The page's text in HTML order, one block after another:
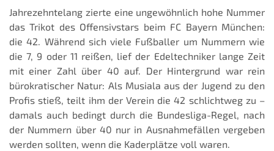
Jahrezehntelang zierte eine ungewöhnlich hohe Nummer
das Trikot des Offensivstars beim FC Bayern München:
die 42. Während sich viele Fußballer um Nummern wie
die 7, 9 oder 11 reißen, lief der Edeltechniker lange Zeit
mit einer Zahl über 40 auf. Der Hintergrund war rein
bürokratischer Natur: Als Musiala aus der Jugend zu den
Profis stieß, teilt ihm der Verein die 42 schlichtweg zu –
damals auch bedingt durch die Bundesliga-Regel, nach
der Nummern über 40 nur in Ausnahmefällen vergeben
werden sollten, wenn die Kaderplätze voll waren.